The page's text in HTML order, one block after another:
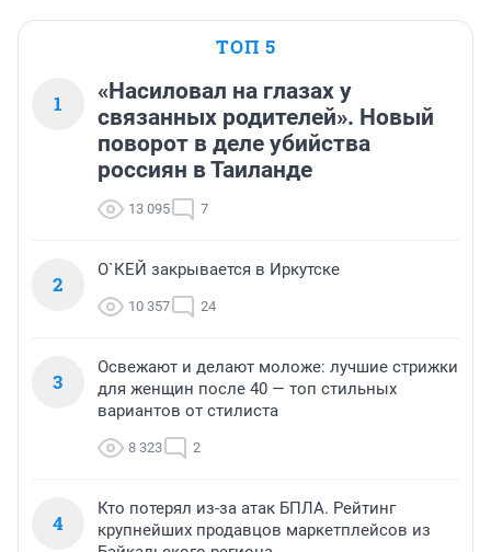
ТОП 5
1
«Насиловал на глазах у
связанных родителей». Новый
поворот в деле убийства
россиян в Таиланде
13 095 7
2
О`КЕЙ закрывается в Иркутске
10 357 24
3
Освежают и делают моложе: лучшие стрижки
для женщин после 40 — топ стильных
вариантов от стилиста
8 323 2
4
Кто потерял из-за атак БПЛА. Рейтинг
крупнейших продавцов маркетплейсов из